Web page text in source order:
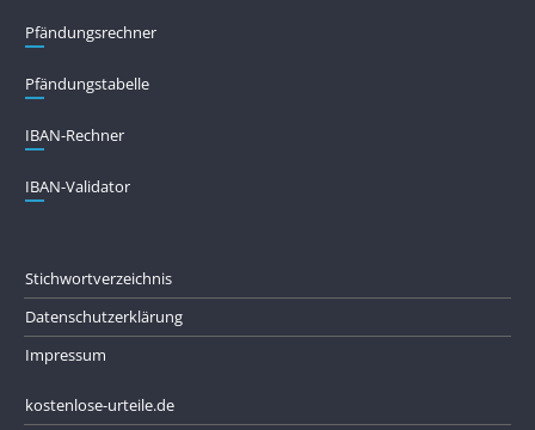
Pfändungs­rechner
Pfändungs­tabelle
IBAN-Rechner
IBAN-Validator
Stichwortverzeichnis
Datenschutzerklärung
Impressum
kostenlose-urteile.de